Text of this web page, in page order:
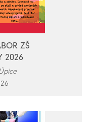
ZŠ
2026